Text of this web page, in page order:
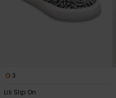
3
Lili Slip On